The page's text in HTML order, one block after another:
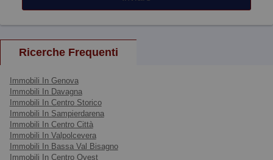
Ricerche Frequenti
Immobili In Genova
Immobili In Davagna
Immobili In Centro Storico
Immobili In Sampierdarena
Immobili In Centro Città
Immobili In Valpolcevera
Immobili In Bassa Val Bisagno
Immobili In Centro Ovest